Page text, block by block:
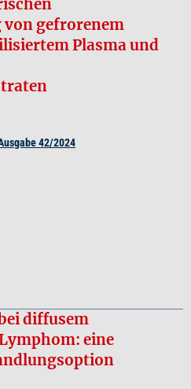
von gefrorenem
Plasma und
42/2024
diffusem
eine